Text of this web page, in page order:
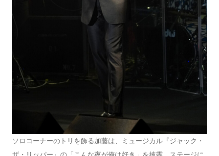
ソロコーナーのトリを飾る加藤は、ミュージカル『ジャック・